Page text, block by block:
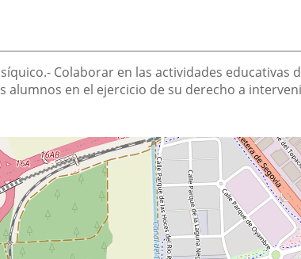
Colaborar en las actividades
en el ejercicio de su derecho a